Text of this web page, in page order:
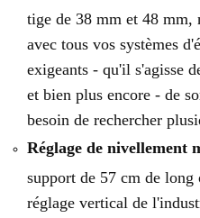
tige de 38 mm et 48 mm,
avec tous vos systèmes
exigeants - qu'il s'agisse
et bien plus encore - de
besoin de rechercher
Réglage de nivellement
support de 57 cm de
réglage vertical de